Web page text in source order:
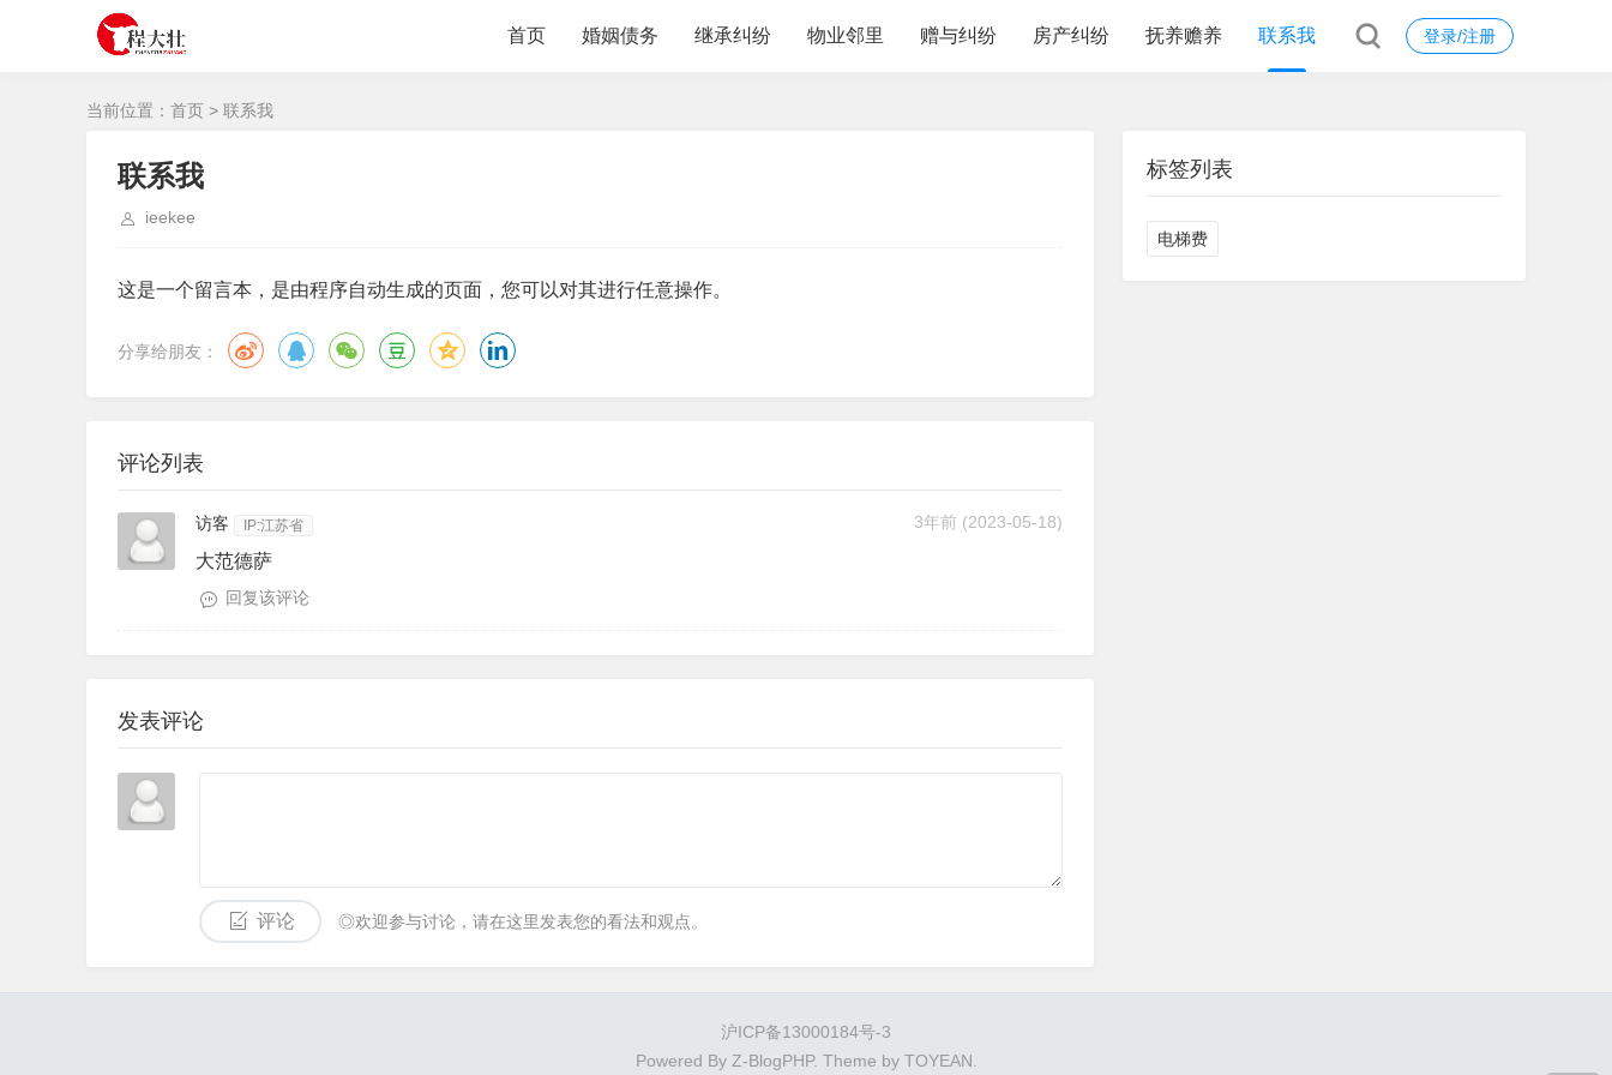
登录/注册
首页 婚姻债务 继承纠纷 物业邻里 赠与纠纷 房产纠纷 抚养赡养 联系我
当前位置： 首页 > 联系我
联系我
ieekee
这是一个留言本，是由程序自动生成的页面，您可以对其进行任意操作。
分享给朋友：
评论列表
访客 IP:江苏省 3年前 (2023-05-18)
大范德萨
回复该评论
发表评论
评论 ◎欢迎参与讨论，请在这里发表您的看法和观点。
标签列表
电梯费
沪ICP备13000184号-3
Powered By Z-BlogPHP. Theme by TOYEAN